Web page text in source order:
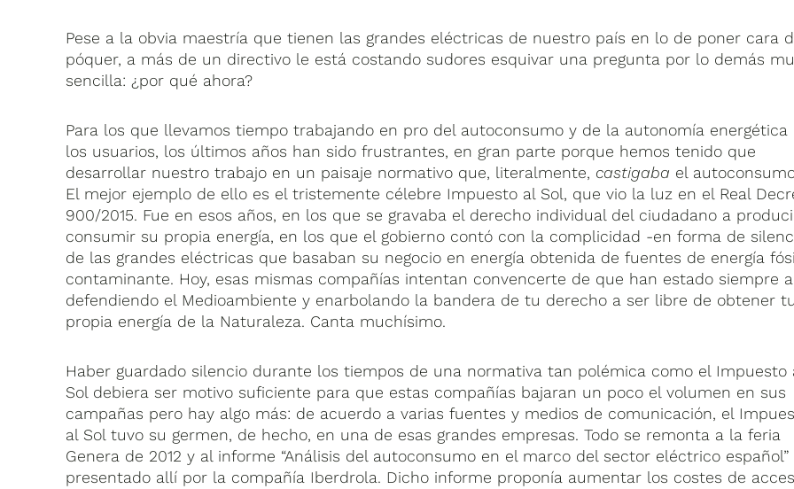
Pese a la obvia maestría que tienen las grandes eléctricas de nuestro país en lo de poner cara
póquer, a más de un directivo le está costando sudores esquivar una pregunta por lo demás
sencilla: ¿por qué ahora?
Para los que llevamos tiempo trabajando en pro del autoconsumo y de la autonomía energética
los usuarios, los últimos años han sido frustrantes, en gran parte porque hemos tenido que
desarrollar nuestro trabajo en un paisaje normativo que, literalmente, castigaba el
El mejor ejemplo de ello es el tristemente célebre Impuesto al Sol, que vio la luz en el Real
900/2015. Fue en esos años, en los que se gravaba el derecho individual del ciudadano a
consumir su propia energía, en los que el gobierno contó con la complicidad -en forma de
de las grandes eléctricas que basaban su negocio en energía obtenida de fuentes de energía
contaminante. Hoy, esas mismas compañías intentan convencerte de que han estado siempre
defendiendo el Medioambiente y enarbolando la bandera de tu derecho a ser libre de obtener tu
propia energía de la Naturaleza. Canta muchísimo.
Haber guardado silencio durante los tiempos de una normativa tan polémica como el Impuesto
Sol debiera ser motivo suficiente para que estas compañías bajaran un poco el volumen en sus
campañas pero hay algo más: de acuerdo a varias fuentes y medios de comunicación, el
al Sol tuvo su germen, de hecho, en una de esas grandes empresas. Todo se remonta a la feria
Genera de 2012 y al informe “Análisis del autoconsumo en el marco del sector eléctrico español”
presentado allí por la compañía Iberdrola. Dicho informe proponía aumentar los costes de